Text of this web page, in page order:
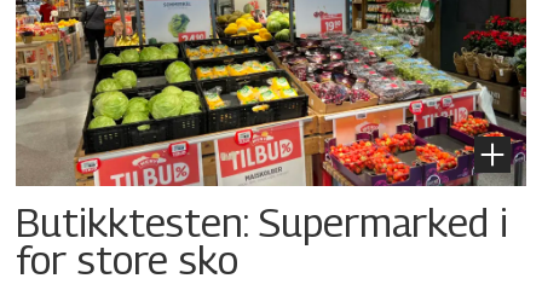
Butikktesten: Supermarked i
for store sko